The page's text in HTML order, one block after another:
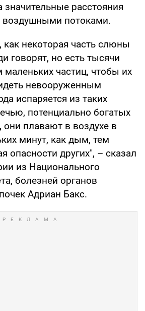
значительные расстояния
потоками.
некоторая часть слюны
говорят, но есть тысячи
маленьких частиц, чтобы их
невооруженным
испаряется из таких
потенциально богатых
они плавают в воздухе в
минут, как дым, тем
опасности других", – сказал
из Национального
болезней органов
Адриан Бакс.